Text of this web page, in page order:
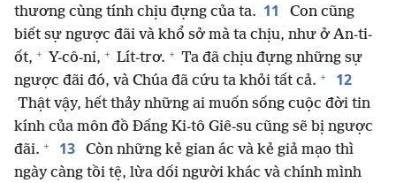
thương cùng tính chịu đựng của ta. 11
Con cũng
biết sự ngược đãi và khổ sở mà ta chịu, như ở An-ti-
ốt, + Y-cô-ni, + Lít-trơ. + Ta đã chịu đựng những sự
ngược đãi đó, và Chúa đã cứu ta khỏi tất cả. + 12
Thật vậy, hết thảy những ai muốn sống cuộc đời tin
kính của môn đồ Đấng Ki-tô Giê-su cũng sẽ bị ngược
đãi. + 13
Còn những kẻ gian ác và kẻ giả mạo thì
ngày càng tồi tệ, lừa dối người khác và chính mình